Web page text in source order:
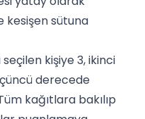
kesişen sütuna
kişiye 3, ikinci
derecede
kağıtlara bakılıp